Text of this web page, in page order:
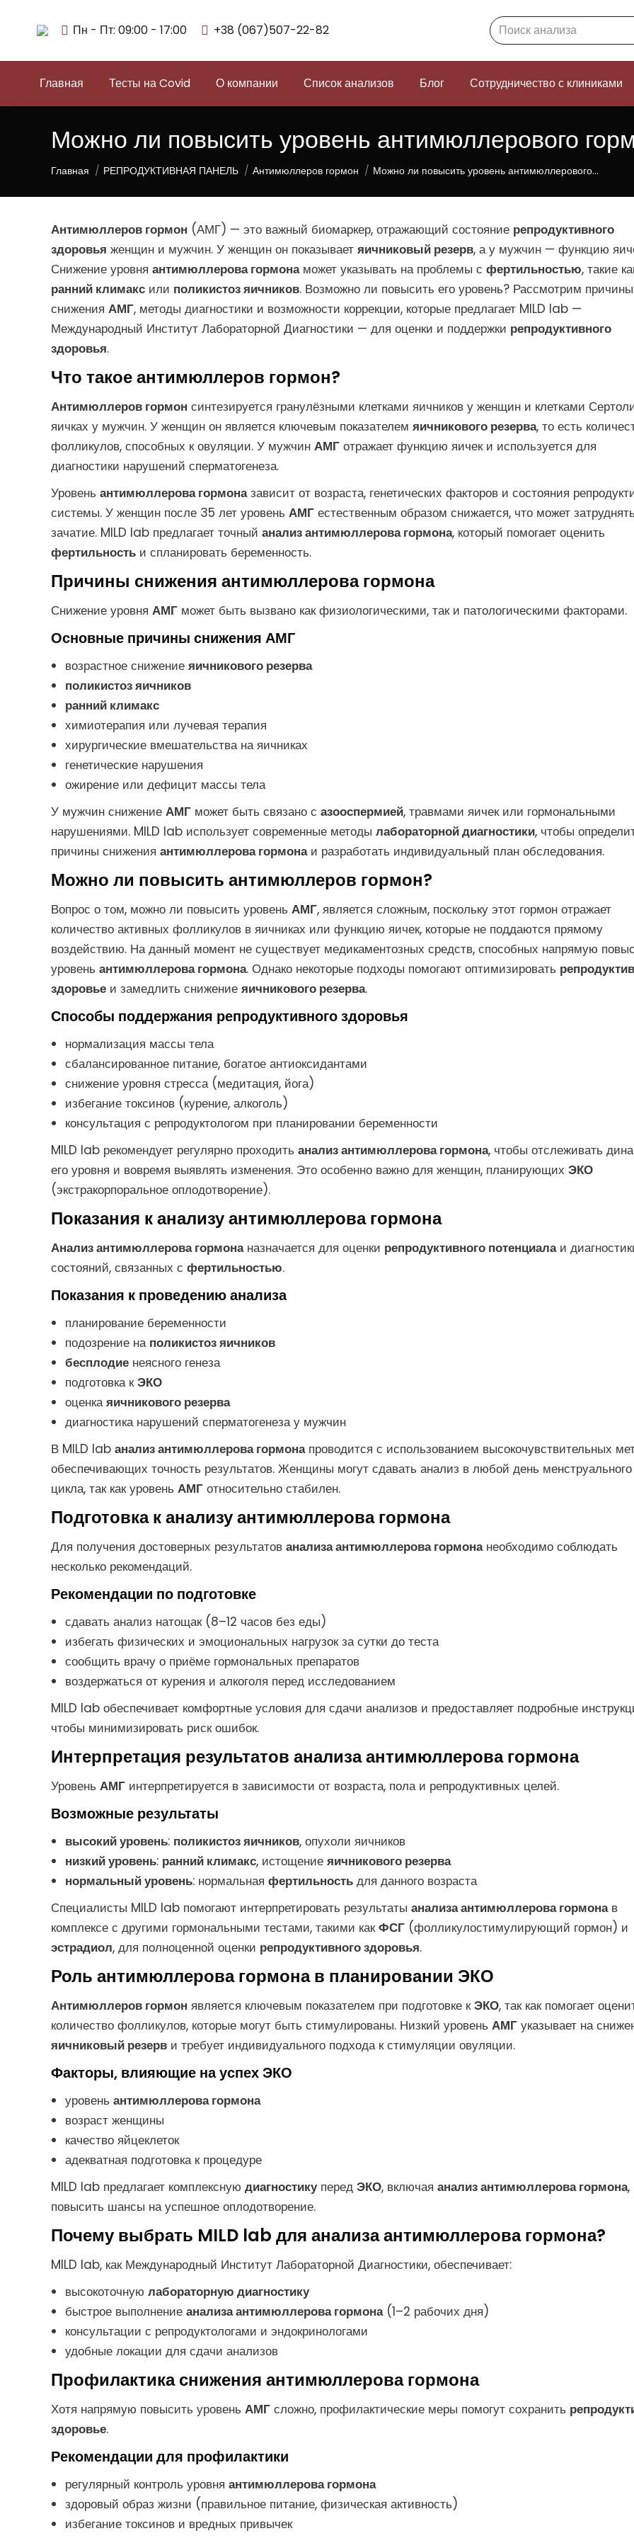
Пн - Пт: 09:00 - 17:00 +38 (067)507-22-82 Search:
Главная Тесты на Covid О компании Список анализов Блог Сотрудничество с клиниками
Можно ли повысить уровень антимюллерового
Вы здесь:
Главная РЕПРОДУКТИВНАЯ ПАНЕЛЬ Антимюллеров гормон Можно ли повысить уровень антимюллерового…
Антимюллеров гормон (АМГ) — это важный биомаркер, отражающий состояние репродуктивного
здоровья женщин и мужчин. У женщин он показывает яичниковый резерв, а у мужчин — функцию
Снижение уровня антимюллерова гормонаможет указывать на проблемы с фертильностью, такие
ранний климакс или поликистоз яичников. Возможно ли повысить его уровень? Рассмотрим причины
снижения АМГ, методы диагностики и возможности коррекции, которые предлагает MILD lab —
Международный Институт Лабораторной Диагностики — для оценки и поддержки репродуктивного
здоровья.
Что такое антимюллеров гормон?
Антимюллеров гормон синтезируется гранулёзными клетками яичников у женщин и клетками
яичках у мужчин. У женщин он является ключевым показателем яичникового резерва, то есть
фолликулов, способных к овуляции. У мужчин АМГ отражает функцию яичек и используется для
диагностики нарушений сперматогенеза.
Уровень антимюллерова гормоназависит от возраста, генетических факторов и состояния
системы. У женщин после 35 лет уровень АМГ естественным образом снижается, что может
зачатие. MILD lab предлагает точный анализ антимюллерова гормона, который помогает оценить
фертильность и спланировать беременность.
Причины снижения антимюллерова гормона
Снижение уровня АМГ может быть вызвано как физиологическими, так и патологическими факторами.
Основные причины снижения АМГ
возрастное снижение яичникового резерва
поликистоз яичников
ранний климакс
химиотерапия или лучевая терапия
хирургические вмешательства на яичниках
генетические нарушения
ожирение или дефицит массы тела
У мужчин снижение АМГ может быть связано с азооспермией, травмами яичек или гормональными
нарушениями. MILD lab использует современные методы лабораторной диагностики, чтобы
причины снижения антимюллерова гормонаи разработать индивидуальный план обследования.
Можно ли повысить антимюллеров гормон?
Вопрос о том, можно ли повысить уровень АМГ, является сложным, поскольку этот гормон отражает
количество активных фолликулов в яичниках или функцию яичек, которые не поддаются прямому
воздействию. На данный момент не существует медикаментозных средств, способных напрямую
уровень антимюллерова гормона. Однако некоторые подходы помогают оптимизировать
здоровье и замедлить снижение яичникового резерва.
Способы поддержания репродуктивного здоровья
нормализация массы тела
сбалансированное питание, богатое антиоксидантами
снижение уровня стресса (медитация, йога)
избегание токсинов (курение, алкоголь)
консультация с репродуктологом при планировании беременности
MILD lab рекомендует регулярно проходить анализ антимюллерова гормона, чтобы отслеживать
его уровня и вовремя выявлять изменения. Это особенно важно для женщин, планирующих ЭКО
(экстракорпоральное оплодотворение).
Показания к анализу антимюллерова гормона
Анализ антимюллерова гормонаназначается для оценки репродуктивного потенциалаи
состояний, связанных с фертильностью.
Показания к проведению анализа
планирование беременности
подозрение на поликистоз яичников
бесплодие неясного генеза
подготовка кЭКО
оценкаяичникового резерва
диагностика нарушений сперматогенеза у мужчин
В MILD lab анализ антимюллерова гормонапроводится с использованием высокочувствительных
обеспечивающих точность результатов. Женщины могут сдавать анализ в любой день менструального
цикла, так как уровень АМГ относительно стабилен.
Подготовка к анализу антимюллерова гормона
Для получения достоверных результатов анализа антимюллерова гормонанеобходимо соблюдать
несколько рекомендаций.
Рекомендации по подготовке
сдавать анализ натощак (8–12 часов без еды)
избегать физических и эмоциональных нагрузок за сутки до теста
сообщить врачу о приёме гормональных препаратов
воздержаться от курения и алкоголя перед исследованием
MILD lab обеспечивает комфортные условия для сдачи анализов и предоставляет подробные
чтобы минимизировать риск ошибок.
Интерпретация результатов анализа антимюллерова гормона
Уровень АМГ интерпретируется в зависимости от возраста, пола и репродуктивных целей.
Возможные результаты
высокий уровень: поликистоз яичников, опухоли яичников
низкий уровень: ранний климакс, истощение яичникового резерва
нормальный уровень: нормальная фертильность для данного возраста
Специалисты MILD lab помогают интерпретировать результаты анализа антимюллерова гормонав
комплексе с другими гормональными тестами, такими какФСГ (фолликулостимулирующий гормон) и
эстрадиол, для полноценной оценки репродуктивного здоровья.
Роль антимюллерова гормона в планировании ЭКО
Антимюллеров гормон является ключевым показателем при подготовке кЭКО, так как помогает
количество фолликулов, которые могут быть стимулированы. Низкий уровень АМГ указывает на
яичниковый резерв и требует индивидуального подхода к стимуляции овуляции.
Факторы, влияющие на успех ЭКО
уровень антимюллерова гормона
возраст женщины
качество яйцеклеток
адекватная подготовка к процедуре
MILD lab предлагает комплексную диагностикуперед ЭКО, включая анализ антимюллерова гормона,
повысить шансы на успешное оплодотворение.
Почему выбрать MILD lab для анализа антимюллерова гормона?
MILD lab, как Международный Институт Лабораторной Диагностики, обеспечивает:
высокоточную лабораторную диагностику
быстрое выполнение анализа антимюллерова гормона(1–2 рабочих дня)
консультации с репродуктологами и эндокринологами
удобные локации для сдачи анализов
Профилактика снижения антимюллерова гормона
Хотя напрямую повысить уровень АМГ сложно, профилактические меры помогут сохранить
здоровье.
Рекомендации для профилактики
регулярный контроль уровня антимюллерова гормона
здоровый образ жизни (правильное питание, физическая активность)
избегание токсинов и вредных привычек